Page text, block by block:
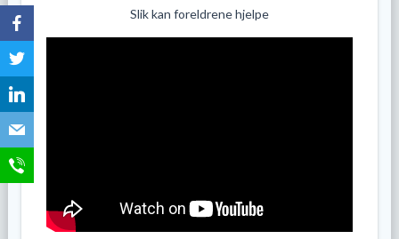
Slik kan foreldrene hjelpe